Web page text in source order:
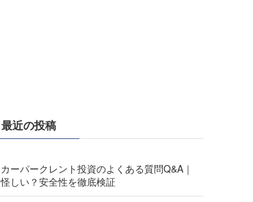
最近の投稿
カーパークレント投資のよくある質問Q&A｜
怪しい？安全性を徹底検証